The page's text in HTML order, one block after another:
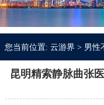
您当前位置: 云游界 > 男性
昆明精索静脉曲张